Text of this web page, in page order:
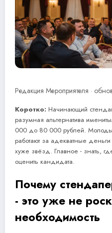
Редакция Мероприятеля ·
Коротко: Начинающий
разумная альтернатива
000 до 80 000 рублей.
работают за адекватные
хуже звёзд. Главное - знать,
оценить кандидата.
Почему
- это уже не
необходимость